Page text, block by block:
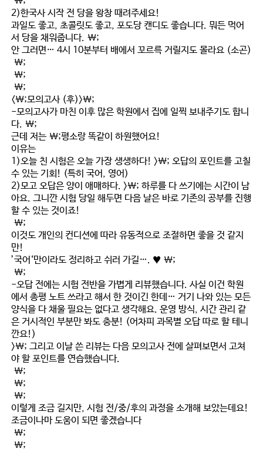
2)한국사 시작 전 당을 왕창 때려주세요!
과일도 좋고, 초콜릿도 좋고, 포도당 캔디도 좋습니다. 뭐든 먹어
서 당을 채워줍니다. \;
안 그러면… 4시 10분부터 배에서 꼬르륵 거릴지도 몰라요 (소곤)
\;
\;
\;
<\;모의고사 (후)>\;
-모의고사가 마친 이후 많은 학원에서 집에 일찍 보내주기도 합니
다. \;
근데 저는 \;평소랑 똑같이 하원했어요!
이유는
1)오늘 친 시험은 오늘 가장 생생하다! >\; 오답의 포인트를 고칠
수 있는 기회! (특히 국어, 영어)
2)모고 오답은 양이 애매하다. >\; 하루를 다 쓰기에는 시간이 남
아요. 그니깐 시험 당일 해두면 다음 날은 바로 기존의 공부를 진행
할 수 있는 것이죠!
\;
이것도 개인의 컨디션에 따라 유동적으로 조절하면 좋을 것 같지
만!
’국어‘만이라도 정리하고 쉬러 가길…. ♥ \;
\;
-오답 전에는 시험 전반을 가볍게 리뷰했습니다. 사실 이건 학원
에서 총평 노트 쓰라고 해서 한 것이긴 한데… 거기 나와 있는 모든
양식을 다 채울 필요는 없다고 생각해요. 운영 방식, 시간 관리 같
은 거시적인 부분만 봐도 충분! (어차피 과목별 오답 따로 할 테니
깐요!)
>\; 그리고 이날 쓴 리뷰는 다음 모의고사 전에 살펴보면서 고쳐
야 할 포인트를 연습했습니다.
\;
\;
\;
이렇게 조금 길지만, 시험 전/중/후의 과정을 소개해 보았는데요!
조금이나마 도움이 되면 좋겠습니다
\;
\;